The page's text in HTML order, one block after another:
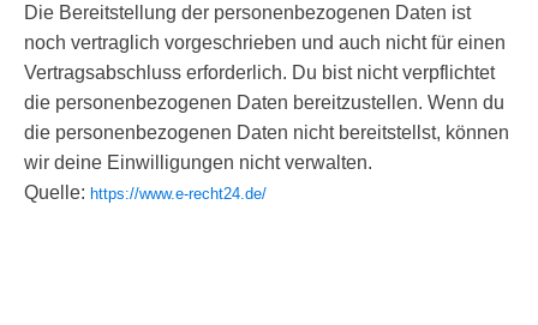
Die Bereitstellung der personenbezogenen Daten ist
noch vertraglich vorgeschrieben und auch nicht für einen
Vertragsabschluss erforderlich. Du bist nicht verpflichtet
die personenbezogenen Daten bereitzustellen. Wenn du
die personenbezogenen Daten nicht bereitstellst, können
wir deine Einwilligungen nicht verwalten.
Quelle: https://www.e-recht24.de/